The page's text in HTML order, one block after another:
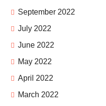
September 2022
July 2022
June 2022
May 2022
April 2022
March 2022